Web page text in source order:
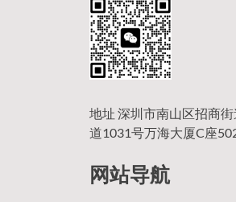
地址 深圳市南山区招商
道1031号万海大厦C座
网站导航